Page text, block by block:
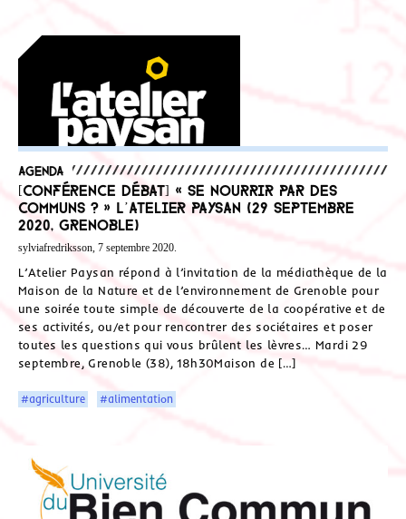
Agenda
[Conférence débat] « Se nourrir par des
Communs ? » L’Atelier Paysan (29 septembre
2020, Grenoble)
sylviafredriksson, 7 septembre 2020.
L’Atelier Paysan répond à l’invitation de la médiathèque de la
Maison de la Nature et de l’environnement de Grenoble pour
une soirée toute simple de découverte de la coopérative et de
ses activités, ou/et pour rencontrer des sociétaires et poser
toutes les questions qui vous brûlent les lèvres… Mardi 29
septembre, Grenoble (38), 18h30Maison de […]
#agriculture #alimentation